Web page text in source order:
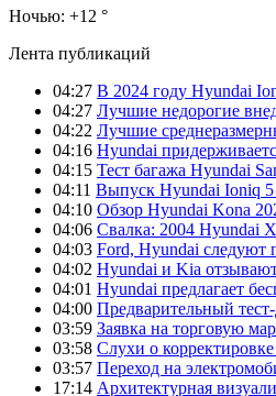
Ночью: +12 °
Лента публикаций
04:27 В 2024 году Hyundai
04:27 Лучшие недорогие
04:22 Лучшие
04:16 Hyundai
04:15 Тест багажа Hyundai
04:11 Выпуск Hyundai Ioniq 5
04:10 Обзор Hyundai Kona
04:06 Свалка: 2004 Hyundai
04:03 Ford, Hyundai следуют
04:02 Hyundai и Kia
04:01 Hyundai предлагает
04:00 Предварительный
03:59 Заявка на торговую
03:58 Слухи о
03:57 Переход на
17:14 Архитектурная